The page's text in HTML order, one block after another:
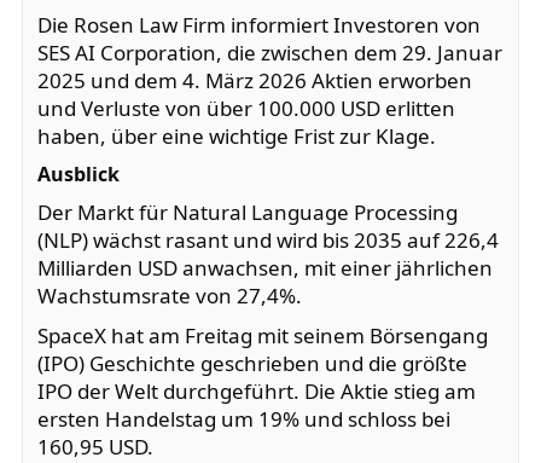
Die Rosen Law Firm informiert Investoren von
SES AI Corporation, die zwischen dem 29. Januar
2025 und dem 4. März 2026 Aktien erworben
und Verluste von über 100.000 USD erlitten
haben, über eine wichtige Frist zur Klage.
Ausblick
Der Markt für Natural Language Processing
(NLP) wächst rasant und wird bis 2035 auf 226,4
Milliarden USD anwachsen, mit einer jährlichen
Wachstumsrate von 27,4%.
SpaceX hat am Freitag mit seinem Börsengang
(IPO) Geschichte geschrieben und die größte
IPO der Welt durchgeführt. Die Aktie stieg am
ersten Handelstag um 19% und schloss bei
160,95 USD.